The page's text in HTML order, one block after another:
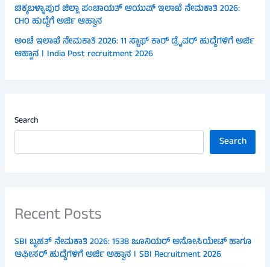
ಚಿಕ್ಕಬಳ್ಳಾಪುರ ಜಿಲ್ಲಾ ಪಂಚಾಯತ್ ಆಯುಷ್ ಇಲಾಖೆ ನೇಮಕಾತಿ 2026:
CHO ಹುದ್ದೆಗೆ ಅರ್ಜಿ ಆಹ್ವಾನ
ಅಂಚೆ ಇಲಾಖೆ ನೇಮಕಾತಿ 2026: 11 ಸ್ಟಾಫ್ ಕಾರ್ ಡ್ರೈವರ್ ಹುದ್ದೆಗಳಿಗೆ ಅರ್ಜಿ
ಆಹ್ವಾನ । India Post recruitment 2026
Search
Search
Recent Posts
SBI ಬೃಹತ್ ನೇಮಕಾತಿ 2026: 1538 ಜೂನಿಯರ್ ಅಸೋಸಿಯೇಟ್ ಹಾಗೂ
ಆಫೀಸರ್ ಹುದ್ದೆಗಳಿಗೆ ಅರ್ಜಿ ಅಹ್ವಾನ । SBI Recruitment 2026